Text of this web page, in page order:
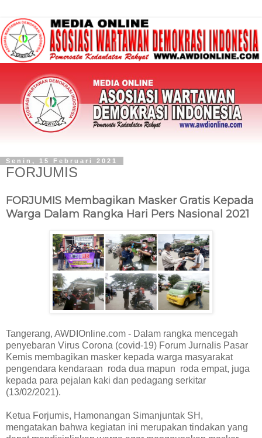
Senin, 15 Februari 2021
FORJUMIS
FORJUMIS Membagikan Masker Gratis Kepada
Warga Dalam Rangka Hari Pers Nasional 2021
Tangerang, AWDIOnline.com - Dalam rangka mencegah
penyebaran Virus Corona (covid-19) Forum Jurnalis Pasar
Kemis membagikan masker kepada warga masyarakat
pengendara kendaraan roda dua mapun roda empat, juga
kepada para pejalan kaki dan pedagang serkitar
(13/02/2021).
Ketua Forjumis, Hamonangan Simanjuntak SH,
mengatakan bahwa kegiatan ini merupakan tindakan yang